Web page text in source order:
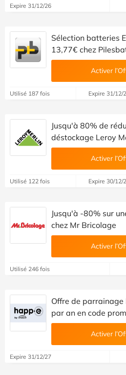
Expire 31/12/26
Sélection batteries
13,77€ chez
Activer
Utilisé 187 fois Expire 31/12/
Jusqu'à 80% de
déstockage Leroy
Activer
Utilisé 122 fois Expire 30/12/
Jusqu'à -80% sur
chez Mr Bricolage
Activer
Utilisé 246 fois
Offre de parrainage
par an en code
Activer
Expire 31/12/27